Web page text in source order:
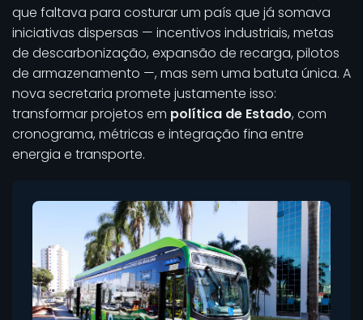
que faltava para costurar um país que já somava
iniciativas dispersas — incentivos industriais, metas
de descarbonização, expansão de recarga, pilotos
de armazenamento —, mas sem uma batuta única. A
nova secretaria promete justamente isso:
transformar projetos em política de Estado, com
cronograma, métricas e integração fina entre
energia e transporte.